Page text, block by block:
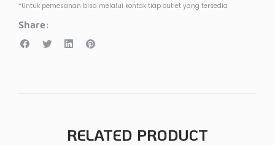
*Untuk pemesanan bisa melalui kontak tiap outlet yang tersedia
Share:
RELATED PRODUCT